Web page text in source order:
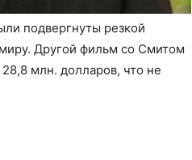
подвергнуты резкой
Другой фильм со Смитом
28,8 млн. долларов, что не